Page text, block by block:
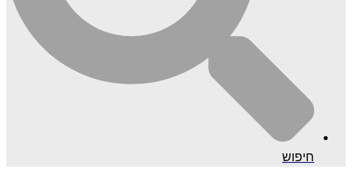
חיפוש